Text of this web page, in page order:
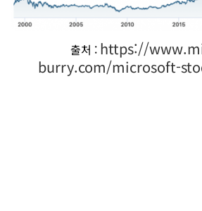
출처 : https://
burry.com/microsoft-